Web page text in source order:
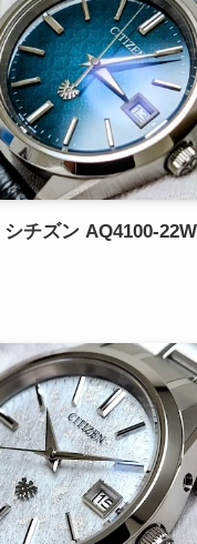
チズン AQ4100-